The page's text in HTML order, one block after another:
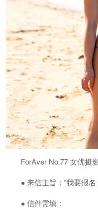
ForAver No.77 女优摄
● 来信主旨："我要报
● 信件需填：